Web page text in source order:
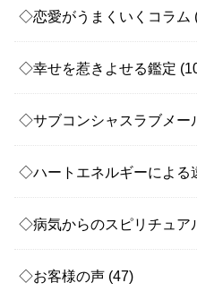
◇恋愛がうまくいくコラム
◇幸せを惹きよせる鑑定
◇サブコンシャスラブメー
◇ハートエネルギーによる
◇病気からのスピリチュア
◇お客様の声 (47)